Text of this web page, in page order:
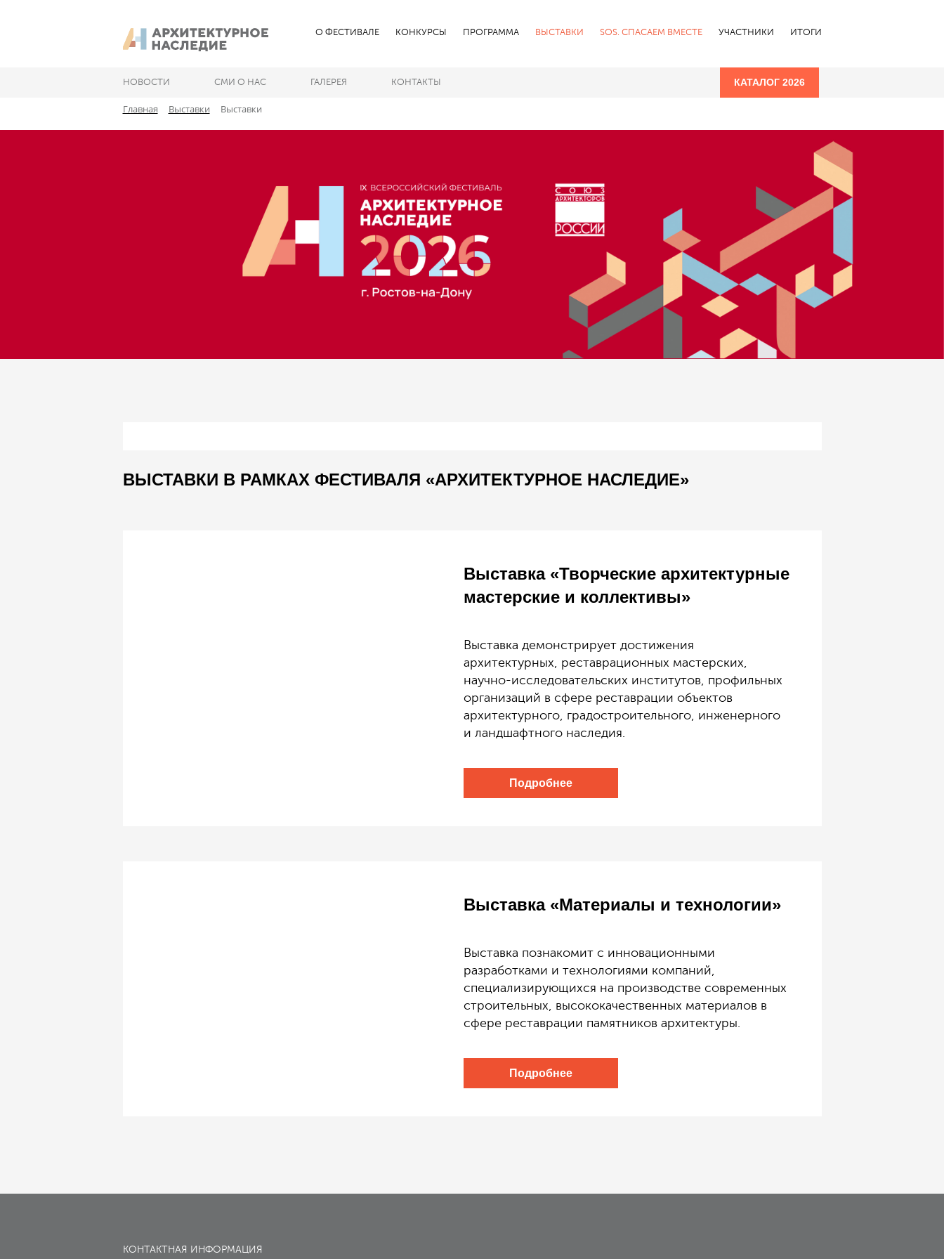
О ФЕСТИВАЛЕ КОНКУРСЫ ПРОГРАММА ВЫСТАВКИ SOS. СПАСАЕМ ВМЕСТЕ УЧАСТНИКИ ИТОГИ
НОВОСТИ СМИ О НАС ГАЛЕРЕЯ КОНТАКТЫ КАТАЛОГ 2026
Главная Выставки Выставки
ВЫСТАВКИ В РАМКАХ ФЕСТИВАЛЯ «АРХИТЕКТУРНОЕ НАСЛЕДИЕ»
Выставка «Творческие архитектурные
мастерские и коллективы»
Выставка демонстрирует достижения
архитектурных, реставрационных мастерских,
научно-исследовательских институтов, профильных
организаций в сфере реставрации объектов
архитектурного, градостроительного, инженерного
и ландшафтного наследия.
Подробнее
Выставка «Материалы и технологии»
Выставка познакомит с инновационными
разработками и технологиями компаний,
специализирующихся на производстве современных
строительных, высококачественных материалов в
сфере реставрации памятников архитектуры.
Подробнее
КОНТАКТНАЯ ИНФОРМАЦИЯ